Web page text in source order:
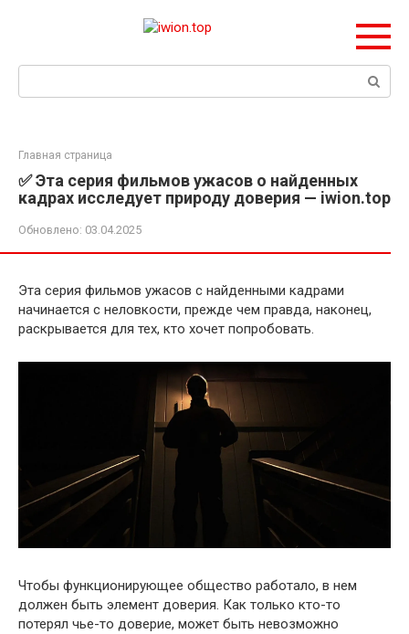
Главная страница
✅ Эта серия фильмов ужасов о найденных
кадрах исследует природу доверия — iwion.top
Обновлено: 03.04.2025
Эта серия фильмов ужасов с найденными кадрами
начинается с неловкости, прежде чем правда, наконец,
раскрывается для тех, кто хочет попробовать.
Чтобы функционирующее общество работало, в нем
должен быть элемент доверия. Как только кто-то
потерял чье-то доверие, может быть невозможно